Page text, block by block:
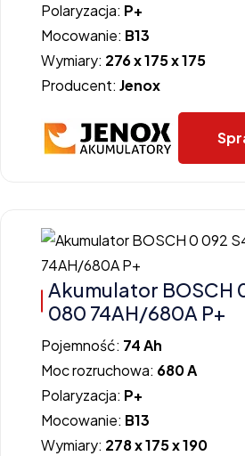
Polaryzacja: P+
Mocowanie: B13
Wymiary: 276 x 175 x 175
Producent: Jenox
Akumulator BOSCH
080 74AH/680A P+
Pojemność: 74 Ah
Moc rozruchowa: 680 A
Polaryzacja: P+
Mocowanie: B13
Wymiary: 278 x 175 x 190